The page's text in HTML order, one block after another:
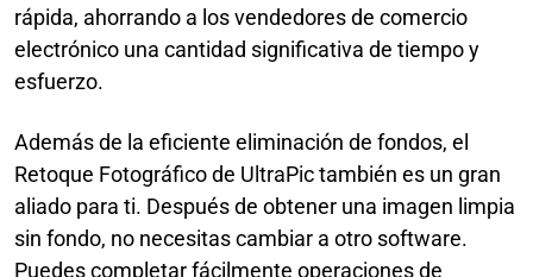
rápida, ahorrando a los vendedores de comercio
electrónico una cantidad significativa de tiempo y
esfuerzo.
Además de la eficiente eliminación de fondos, el
Retoque Fotográfico de UltraPic también es un gran
aliado para ti. Después de obtener una imagen limpia
sin fondo, no necesitas cambiar a otro software.
Puedes completar fácilmente operaciones de